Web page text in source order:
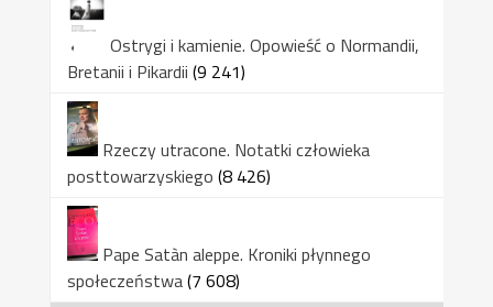
Ostrygi i kamienie. Opowieść o Normandii,
Bretanii i Pikardii (9 241)
Rzeczy utracone. Notatki człowieka
posttowarzyskiego (8 426)
Pape Satàn aleppe. Kroniki płynnego
społeczeństwa(7 608)